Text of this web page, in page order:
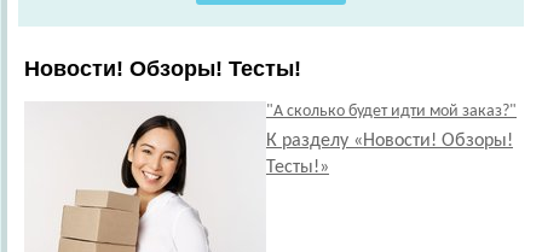
Новости! Обзоры! Тесты!
"А сколько будет идти мой заказ?"
К разделу «Новости! Обзоры!
Тесты!»